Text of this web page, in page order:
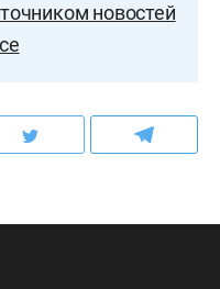
новостей